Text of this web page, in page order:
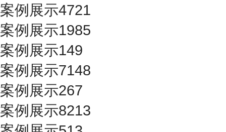
案例展示4721
案例展示1985
案例展示149
案例展示7148
案例展示267
案例展示8213